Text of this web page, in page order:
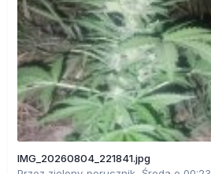
IMG_20260804_221841.jpg